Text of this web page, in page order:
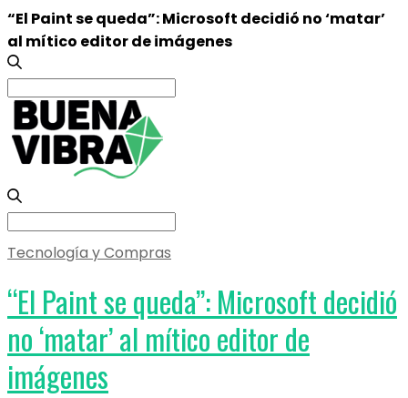
“El Paint se queda”: Microsoft decidió no ‘matar’
al mítico editor de imágenes
Search
for:
Search
Tecnología y Compras
“El Paint se queda”: Microsoft decidió
no ‘matar’ al mítico editor de
imágenes